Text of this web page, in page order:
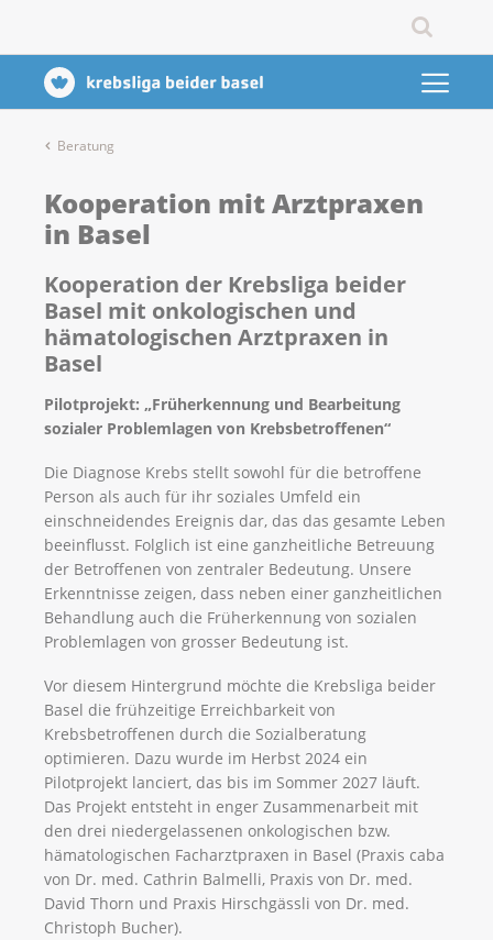
Beratung
Kooperation mit Arztpraxen
in Basel
Kooperation der Krebsliga beider
Basel mit onkologischen und
hämatologischen Arztpraxen in
Basel
Pilotprojekt: „Früherkennung und Bearbeitung
sozialer Problemlagen von Krebsbetroffenen“
Die Diagnose Krebs stellt sowohl für die betroffene
Person als auch für ihr soziales Umfeld ein
einschneidendes Ereignis dar, das das gesamte Leben
beeinflusst. Folglich ist eine ganzheitliche Betreuung
der Betroffenen von zentraler Bedeutung. Unsere
Erkenntnisse zeigen, dass neben einer ganzheitlichen
Behandlung auch die Früherkennung von sozialen
Problemlagen von grosser Bedeutung ist.
Vor diesem Hintergrund möchte die Krebsliga beider
Basel die frühzeitige Erreichbarkeit von
Krebsbetroffenen durch die Sozialberatung
optimieren. Dazu wurde im Herbst 2024 ein
Pilotprojekt lanciert, das bis im Sommer 2027 läuft.
Das Projekt entsteht in enger Zusammenarbeit mit
den drei niedergelassenen onkologischen bzw.
hämatologischen Facharztpraxen in Basel (Praxis caba
von Dr. med. Cathrin Balmelli, Praxis von Dr. med.
David Thorn und Praxis Hirschgässli von Dr. med.
Christoph Bucher).